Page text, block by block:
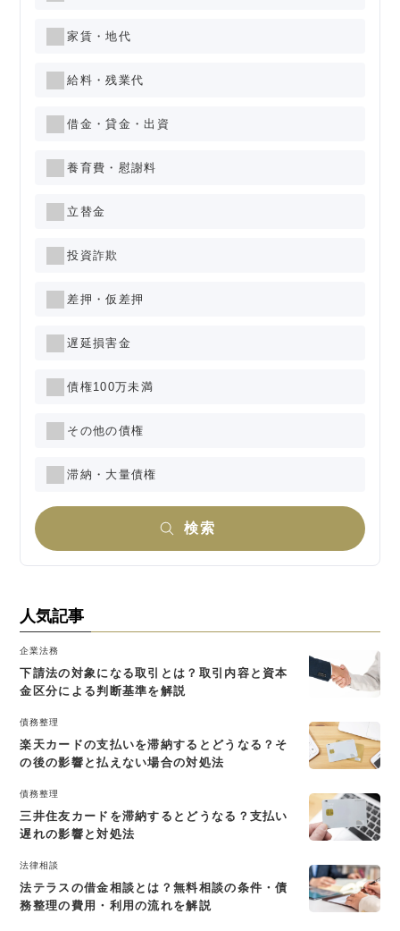
家賃・地代
給料・残業代
借金・貸金・出資
養育費・慰謝料
立替金
投資詐欺
差押・仮差押
遅延損害金
債権100万未満
その他の債権
滞納・大量債権
検索
人気記事
企業法務
下請法の対象になる取引とは？取引内容と資本
金区分による判断基準を解説
債務整理
楽天カードの支払いを滞納するとどうなる？そ
の後の影響と払えない場合の対処法
債務整理
三井住友カードを滞納するとどうなる？支払い
遅れの影響と対処法
法律相談
法テラスの借金相談とは？無料相談の条件・債
務整理の費用・利用の流れを解説